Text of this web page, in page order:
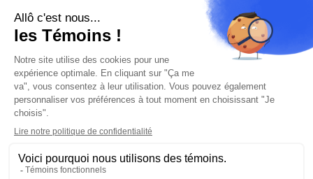
Contact
514 364-3320, poste 6191
sae@claurendeau.qc.ca
1111 Rue Lapierre, LaSalle,
QC H8N 2J4
Centre d'aide